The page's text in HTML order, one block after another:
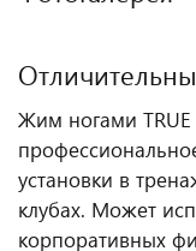
Жим ногами TRUE
установки в
клубах. Может
корпоративных